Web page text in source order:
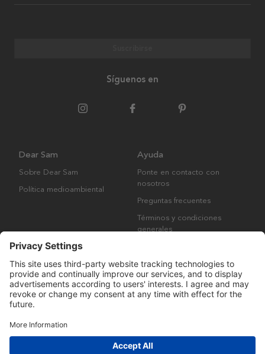
Síguenos en
Dear Sam
Sobre Dear Sam
Política medioambiental
Ayuda
Ponte en contacto con
nosotros
Preguntas frecuentes
Términos y condiciones
generales
Derechos de autor © Many Brands AB 2023. Todos los derechos